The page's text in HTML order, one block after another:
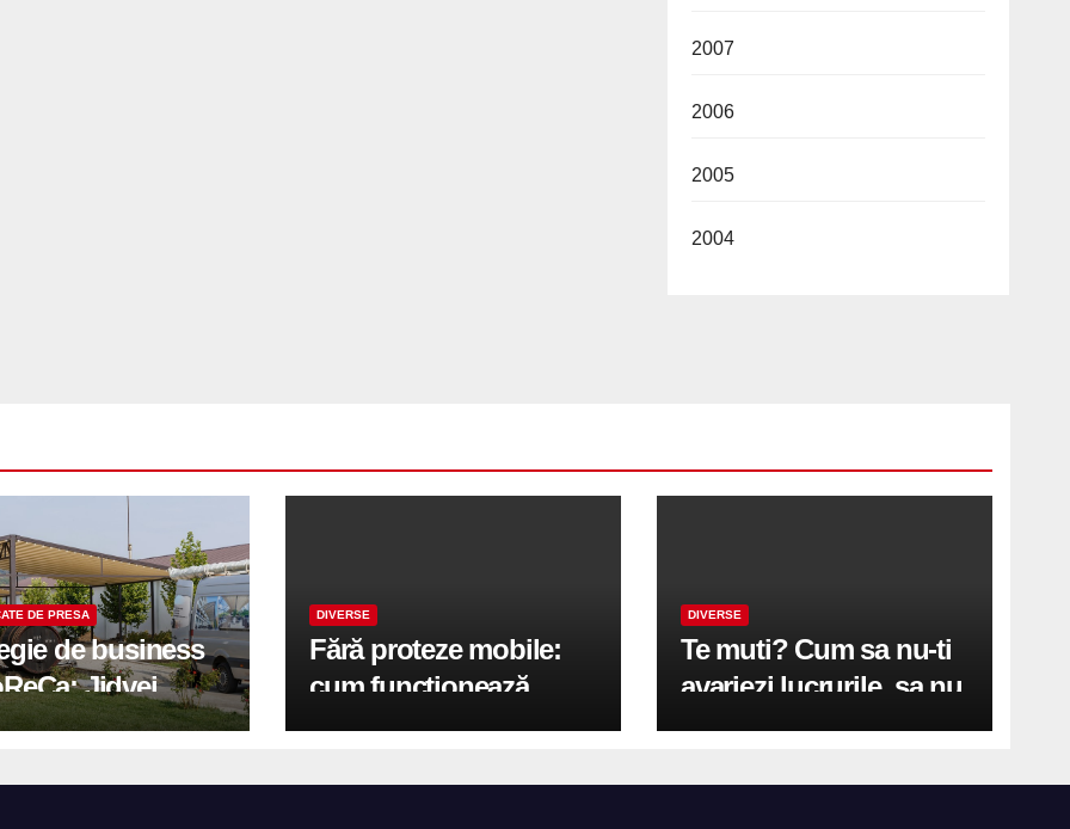
2007
2006
2005
2004
DE PRESA
de business
Jidvei
terasele în
DIVERSE
Fără proteze mobile:
cum funcționează
reabilitarea completă
DIVERSE
Te muti? Cum sa nu-ti
avariezi lucrurile, sa nu
zgarii podeaua sau sa